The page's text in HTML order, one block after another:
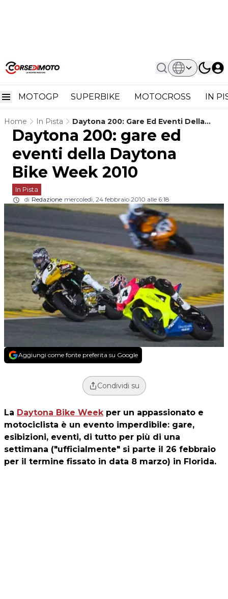
MOTOGP SUPERBIKE MOTOCROSS IN
Home In Pista
Daytona 200: Gare Ed Eventi Della
Daytona Bike Week 2010
Daytona 200: gare ed
eventi della Daytona
Bike Week 2010
In Pista
di Redazione mercoledì, 24 febbraio 2010 alle 6:18
Aggiungi come fonte preferita su Google
Condividi su
La Daytona Bike Weekper un appassionato e
motociclista è un evento imperdibile: gare,
esibizioni, eventi, di tutto per più di una
settimana ("ufficialmente" si parte il 26 febbraio
per il termine fissato in data 8 marzo) in Florida.